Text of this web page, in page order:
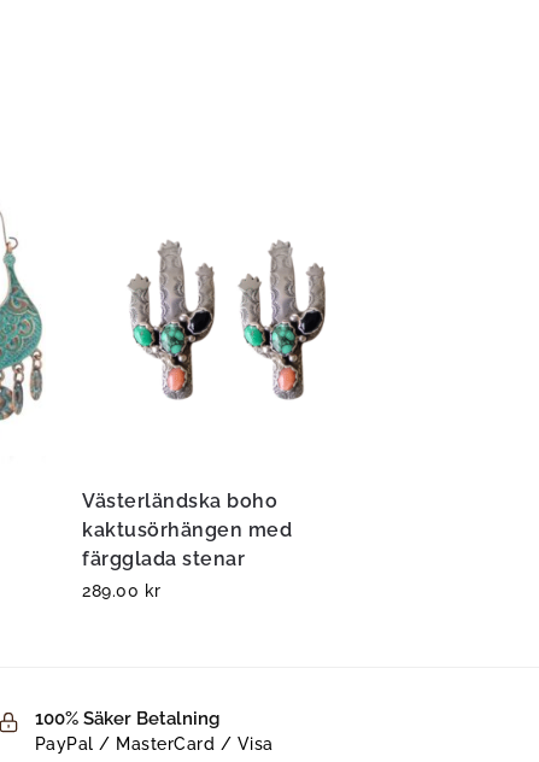
Västerländska boho
kaktusörhängen med
färgglada stenar
289.00 kr
100% Säker Betalning
PayPal / MasterCard / Visa